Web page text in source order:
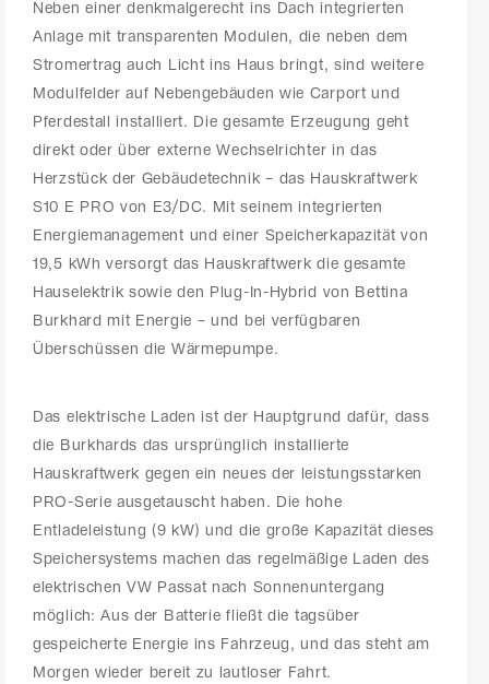
Neben einer denkmalgerecht ins Dach integrierten
Anlage mit transparenten Modulen, die neben dem
Stromertrag auch Licht ins Haus bringt, sind weitere
Modulfelder auf Nebengebäuden wie Carport und
Pferdestall installiert. Die gesamte Erzeugung geht
direkt oder über externe Wechselrichter in das
Herzstück der Gebäudetechnik – das Hauskraftwerk
S10 E PRO von E3/DC. Mit seinem integrierten
Energiemanagement und einer Speicherkapazität von
19,5 kWh versorgt das Hauskraftwerk die gesamte
Hauselektrik sowie den Plug-In-Hybrid von Bettina
Burkhard mit Energie – und bei verfügbaren
Überschüssen die Wärmepumpe.
Das elektrische Laden ist der Hauptgrund dafür, dass
die Burkhards das ursprünglich installierte
Hauskraftwerk gegen ein neues der leistungsstarken
PRO-Serie ausgetauscht haben. Die hohe
Entladeleistung (9 kW) und die große Kapazität dieses
Speichersystems machen das regelmäßige Laden des
elektrischen VW Passat nach Sonnenuntergang
möglich: Aus der Batterie fließt die tagsüber
gespeicherte Energie ins Fahrzeug, und das steht am
Morgen wieder bereit zu lautloser Fahrt.